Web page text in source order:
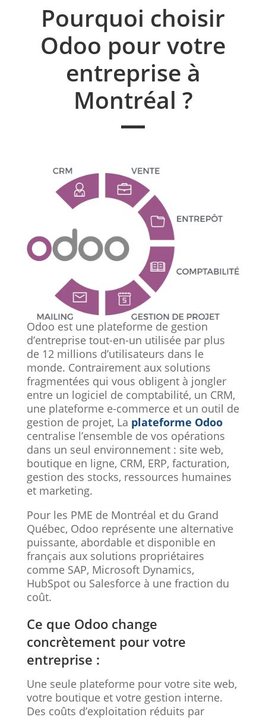
Pourquoi choisir
Odoo pour votre
entreprise à
Montréal ?
Odoo est une plateforme de gestion
d’entreprise tout-en-un utilisée par plus
de 12 millions d’utilisateurs dans le
monde. Contrairement aux solutions
fragmentées qui vous obligent à jongler
entre un logiciel de comptabilité, un CRM,
une plateforme e-commerce et un outil de
gestion de projet, La plateforme Odoo
centralise l’ensemble de vos opérations
dans un seul environnement : site web,
boutique en ligne, CRM, ERP, facturation,
gestion des stocks, ressources humaines
et marketing.
Pour les PME de Montréal et du Grand
Québec, Odoo représente une alternative
puissante, abordable et disponible en
français aux solutions propriétaires
comme SAP, Microsoft Dynamics,
HubSpot ou Salesforce à une fraction du
coût.
Ce que Odoo change
concrètement pour votre
entreprise :
Une seule plateforme pour votre site web,
votre boutique et votre gestion interne.
Des coûts d’exploitation réduits par